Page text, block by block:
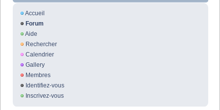
Accueil
Forum
Aide
Rechercher
Calendrier
Gallery
Membres
Identifiez-vous
Inscrivez-vous